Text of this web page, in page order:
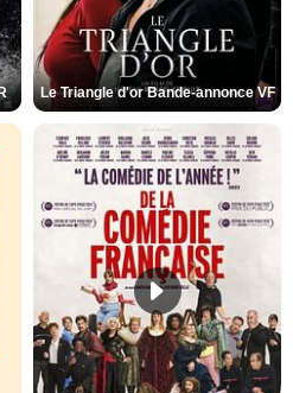
Le Triangle d'or Bande-annonce VF